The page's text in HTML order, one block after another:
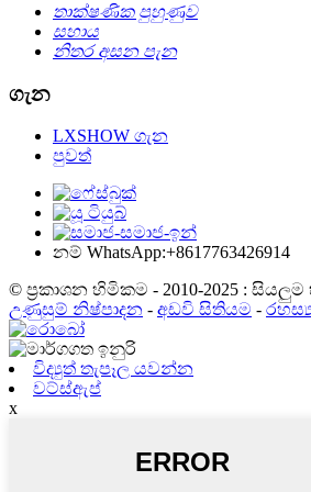
තාක්ෂණික පුහුණුව
සහාය
නිතර අසන පැන
ගැන
LXSHOW ගැන
පුවත්
නම් WhatsApp:+8617763426914
© ප්‍රකාශන හිමිකම - 2010-2025 :
උණුසුම් නිෂ්පාදන - අඩවි සිතියම -
විද්‍යුත් තැපෑල යවන්න
වට්ස්ඇප්
x